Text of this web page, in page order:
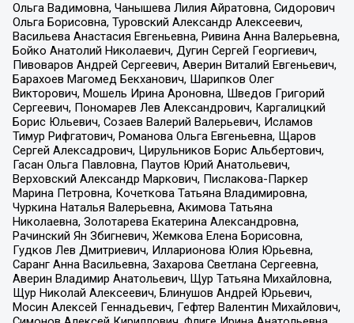
Ольга Вадимовна, Чанышева Лилия Айратовна, Сидорович
Ольга Борисовна, Туровский Александр Алексеевич,
Васильева Анастасия Евгеньевна, Ривина Анна Валерьевна,
Бойко Анатолий Николаевич, Дугин Сергей Георгиевич,
Пивоваров Андрей Сергеевич, Аверин Виталий Евгеньевич,
Барахоев Магомед Бекханович, Шарипков Олег
Викторович, Мошель Ирина Ароновна, Шведов Григорий
Сергеевич, Пономарев Лев Александрович, Каргалицкий
Борис Юльевич, Созаев Валерий Валерьевич, Исламов
Тимур Рифгатович, Романова Ольга Евгеньевна, Щаров
Сергей Алексадрович, Цирульников Борис Альбертович,
Гасан Ольга Павловна, Паутов Юрий Анатольевич,
Верховский Александр Маркович, Пислакова-Паркер
Марина Петровна, Кочеткова Татьяна Владимировна,
Чуркина Наталья Валерьевна, Акимова Татьяна
Николаевна, Золотарева Екатерина Александровна,
Рачинский Ян Збигневич, Жемкова Елена Борисовна,
Гудков Лев Дмитриевич, Илларионова Юлия Юрьевна,
Саранг Анна Васильевна, Захарова Светлана Сергеевна,
Аверин Владимир Анатольевич, Щур Татьяна Михайловна,
Щур Николай Алексеевич, Блинушов Андрей Юрьевич,
Мосин Алексей Геннадьевич, Гефтер Валентин Михайлович,